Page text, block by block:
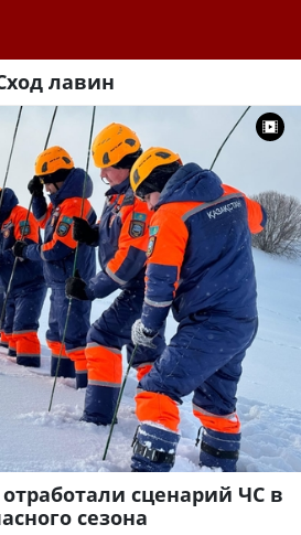
лавин
сценарий ЧС в
сезона